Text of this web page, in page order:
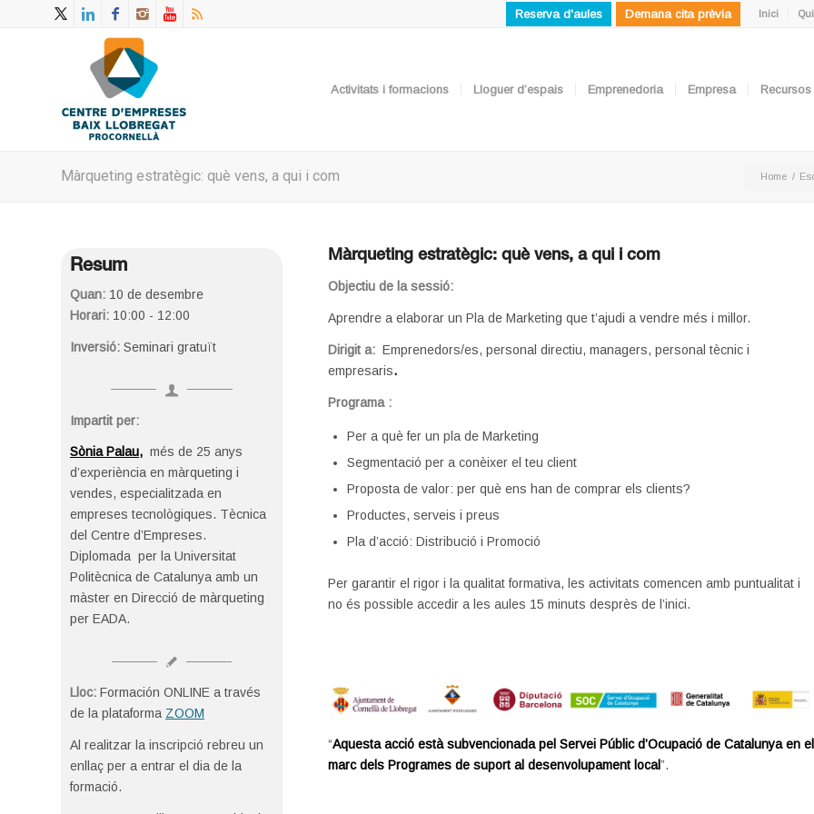
Inici
Reserva d'aules Demana cita prèvia
Activitats i formacions Lloguer d’espais Emprenedoria Empresa Recursos
Màrqueting estratègic: què vens, a qui i com Home /
Resum
Quan: 10 de desembre
Horari: 10:00 - 12:00
Inversió: Seminari gratuït
Impartit per:
Sònia Palau, més de 25 anys
d’experiència en màrqueting i
vendes, especialitzada en
empreses tecnològiques. Tècnica
del Centre d’Empreses.
Diplomada per la Universitat
Politècnica de Catalunya amb un
màster en Direcció de màrqueting
per EADA.
Lloc: Formación ONLINE a través
de la plataforma ZOOM
Al realitzar la inscripció rebreu un
enllaç per a entrar el dia de la
formació.
Màrqueting estratègic: què vens, a qui i com
Objectiu de la sessió:
Aprendre a elaborar un Pla de Marketing que t’ajudi a vendre més i millor.
Dirigit a: Emprenedors/es, personal directiu, managers, personal tècnic i
empresaris.
Programa :
Per a què fer un pla de Marketing
Segmentació per a conèixer el teu client
Proposta de valor: per què ens han de comprar els clients?
Productes, serveis i preus
Pla d’acció: Distribució i Promoció
Per garantir el rigor i la qualitat formativa, les activitats comencen amb puntualitat i
no és possible accedir a les aules 15 minuts desprès de l’inici.
“Aquesta acció està subvencionada pel Servei Públic d’Ocupació de Catalunya en el
marc dels Programes de suport al desenvolupament local”.